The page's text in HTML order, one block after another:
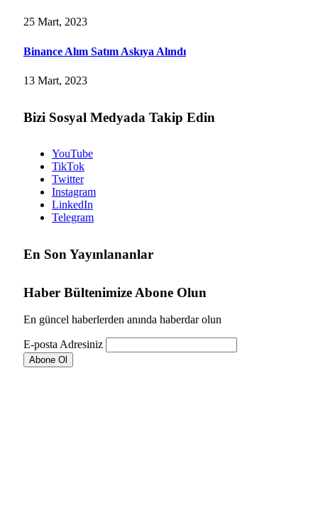
25 Mart, 2023
Binance Alım Satım Askıya Alındı
13 Mart, 2023
Bizi Sosyal Medyada Takip Edin
YouTube
TikTok
Twitter
Instagram
LinkedIn
Telegram
En Son Yayınlananlar
Haber Bültenimize Abone Olun
En güncel haberlerden anında haberdar olun
E-posta Adresiniz